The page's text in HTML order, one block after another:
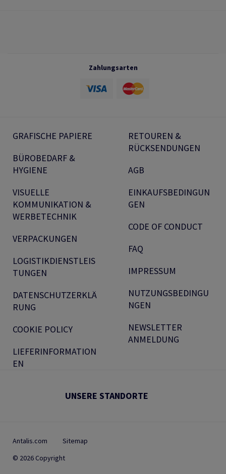
Zahlungsarten
GRAFISCHE PAPIERE
BÜROBEDARF &
HYGIENE
VISUELLE
KOMMUNIKATION &
WERBETECHNIK
VERPACKUNGEN
LOGISTIKDIENSTLEIS
TUNGEN
DATENSCHUTZERKLÄ
RUNG
COOKIE POLICY
LIEFERINFORMATION
EN
RETOUREN &
RÜCKSENDUNGEN
AGB
EINKAUFSBEDINGUN
GEN
CODE OF CONDUCT
FAQ
IMPRESSUM
NUTZUNGSBEDINGU
NGEN
NEWSLETTER
ANMELDUNG
UNSERE STANDORTE
Antalis.com
Sitemap
© 2026 Copyright